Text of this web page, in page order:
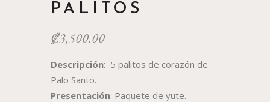
PALITOS
₡3,500.00
Descripción: 5 palitos de corazón de
Palo Santo.
Presentación: Paquete de yute.